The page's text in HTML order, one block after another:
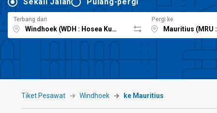
Terbang dari Pergi ke
Tiket Pesawat Windhoek ke Mauritius